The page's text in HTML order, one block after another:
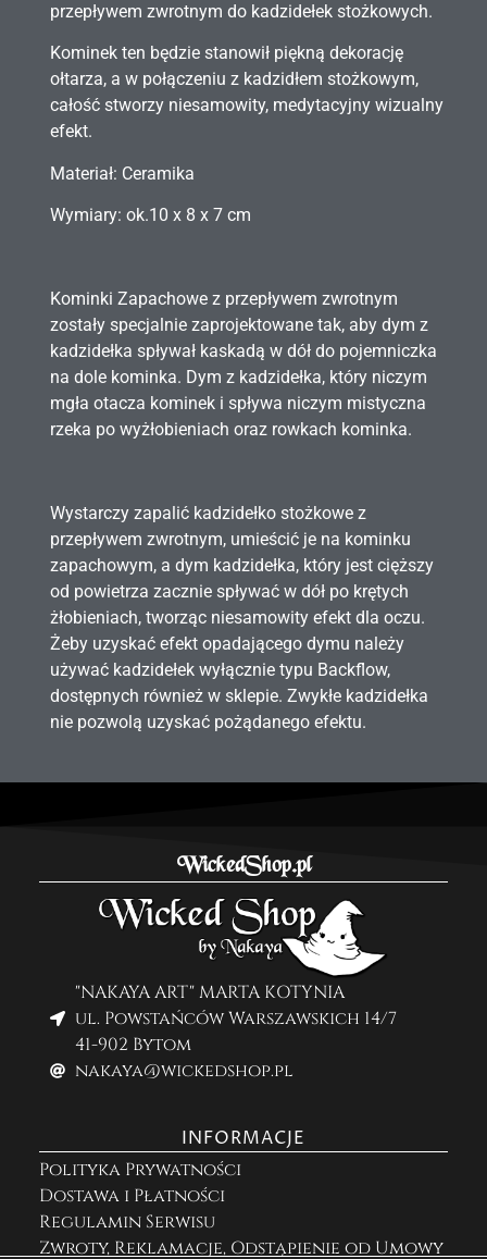
przepływem zwrotnym do kadzidełek stożkowych.
Kominek ten będzie stanowił piękną dekorację
ołtarza, a w połączeniu z kadzidłem stożkowym,
całość stworzy niesamowity, medytacyjny wizualny
efekt.
Materiał: Ceramika
Wymiary: ok.10 x 8 x 7 cm
Kominki Zapachowe z przepływem zwrotnym
zostały specjalnie zaprojektowane tak, aby dym z
kadzidełka spływał kaskadą w dół do pojemniczka
na dole kominka. Dym z kadzidełka, który niczym
mgła otacza kominek i spływa niczym mistyczna
rzeka po wyżłobieniach oraz rowkach kominka.
Wystarczy zapalić kadzidełko stożkowe z
przepływem zwrotnym, umieścić je na kominku
zapachowym, a dym kadzidełka, który jest cięższy
od powietrza zacznie spływać w dół po krętych
żłobieniach, tworząc niesamowity efekt dla oczu.
Żeby uzyskać efekt opadającego dymu należy
używać kadzidełek wyłącznie typu Backflow,
dostępnych również w sklepie. Zwykłe kadzidełka
nie pozwolą uzyskać pożądanego efektu.
WickedShop.pl
"NAKAYA ART" MARTA KOTYNIA
ul. Powstańców Warszawskich 14/7
41-902 Bytom
nakaya@wickedshop.pl
INFORMACJE
Polityka Prywatności
Dostawa i Płatności
Regulamin Serwisu
Zwroty, Reklamacje, Odstąpienie od Umowy